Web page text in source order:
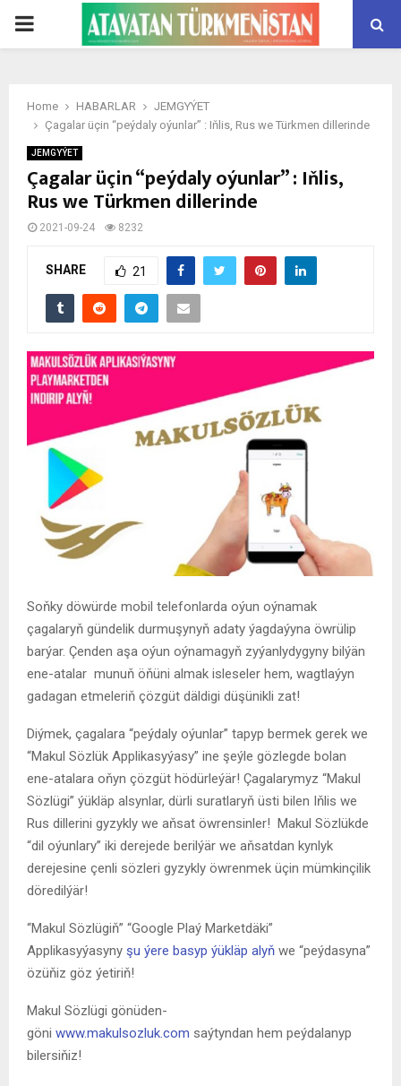
PRIMARY
Home HABARLAR
JEMGYÝET
Çagalar üçin “peýdaly oýunlar” : Iňlis, Rus we Türkmen dillerinde
JEMGYÝET
Çagalar üçin “peýdaly oýunlar” : Iňlis,
Rus we Türkmen dillerinde
2021-09-24 8232
SHARE 21
Soňky döwürde mobil telefonlarda oýun oýnamak
çagalaryň gündelik durmuşynyň adaty ýagdaýyna öwrülip
barýar. Çenden aşa oýun oýnamagyň zyýanlydygyny bilýän
ene-atalar munuň öňüni almak isleseler hem, wagtlaýyn
gadagan etmeleriň çözgüt däldigi düşünikli zat!
Diýmek, çagalara “peýdaly oýunlar” tapyp bermek gerek we
“Makul Sözlük Applikasyýasy” ine şeýle gözlegde bolan
ene-atalara oňyn çözgüt hödürleýär! Çagalarymyz “Makul
Sözlügi” ýükläp alsynlar, dürli suratlaryň üsti bilen Iňlis we
Rus dillerini gyzykly we aňsat öwrensinler! Makul Sözlükde
“dil oýunlary” iki derejede berilýär we aňsatdan kynlyk
derejesine çenli sözleri gyzykly öwrenmek üçin mümkinçilik
döredilýär!
“Makul Sözlügiň” “Google Plaý Marketdäki”
Applikasyýasyny şu ýere basyp ýükläp alyň we “peýdasyna”
özüňiz göz ýetiriň!
Makul Sözlügi gönüden-
göni www.makulsozluk.com saýtyndan hem peýdalanyp
bilersiňiz!